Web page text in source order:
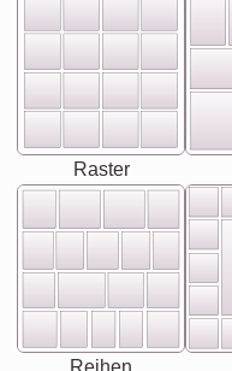
Raster
Reihen